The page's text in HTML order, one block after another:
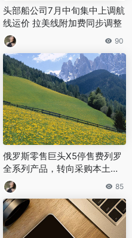
头部船公司7月中旬集中上调航
线运价 拉美线附加费同步调整
90
俄罗斯零售巨头X5停售费列罗
全系列产品，转向采购本土及
友好国家商品
85